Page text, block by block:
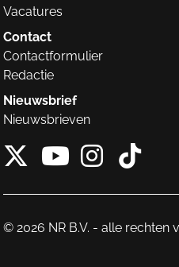
Vacatures
Contact
Contactformulier
Redactie
Nieuwsbrief
Nieuwsbrieven
X van
© 2026 NR B.V. - alle rechten